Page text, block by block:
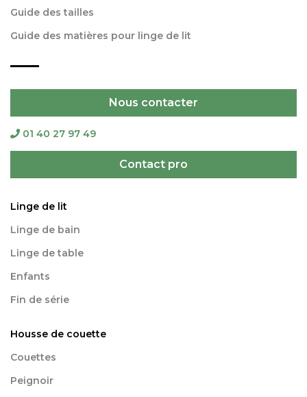
Guide des tailles
Guide des matières pour linge de lit
Nous contacter
01 40 27 97 49
Contact pro
Linge de lit
Linge de bain
Linge de table
Enfants
Fin de série
Housse de couette
Couettes
Peignoir